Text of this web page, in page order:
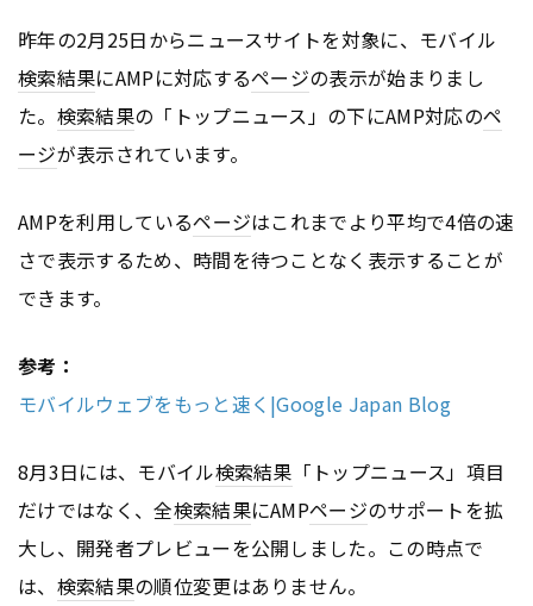
昨年の2月25日からニュースサイトを対象に、モバイル
検索結果にAMPに対応するページの表示が始まりまし
た。 検索結果の「トップニュース」の下にAMP対応のペ
ージが表示されています。
AMPを利用しているページはこれまでより平均で4倍の速
さで表示するため、時間を待つことなく表示することが
できます。
参考：
モバイルウェブをもっと速く|Google Japan Blog
8月3日には、モバイル検索結果 「トップニュース」項目
だけではなく、全検索結果にAMPページのサポートを拡
大し、開発者プレビューを公開しました。この時点で
は、 検索結果の順位変更はありません。